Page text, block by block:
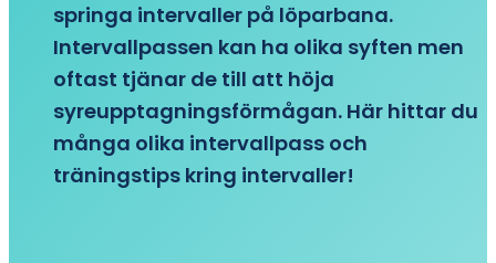
springa intervaller på löparbana.
Intervallpassen kan ha olika syften men
oftast tjänar de till att höja
syreupptagningsförmågan. Här hittar du
många olika intervallpass och
träningstips kring intervaller!